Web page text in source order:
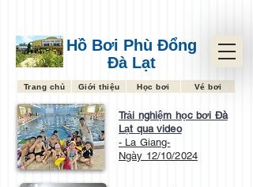
Hồ Bơi Phù Đổng
Đà Lạt
Trang chủ Giới thiệu Học bơi Vé bơi
Trải nghiệm học bơi Đà
Lạt qua video
- La Giang-
​Ngày 12/10/2024